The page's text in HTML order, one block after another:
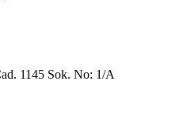
1145 Sok. No: 1/A